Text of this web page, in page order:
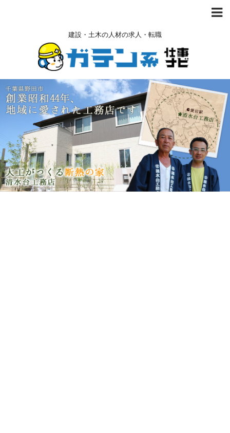
建設・土木の人材の求人・転職